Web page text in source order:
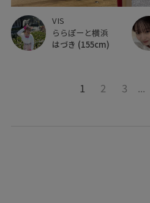
VIS
ららぽーと横浜
はづき (155cm)
1 2 3